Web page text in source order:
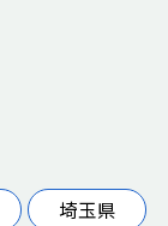
埼玉県